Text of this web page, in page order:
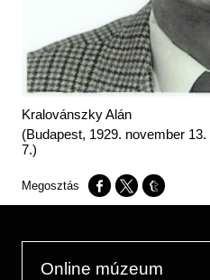
Kralovánszky Alán
(Budapest, 1929. november
7.)
Opens in a new
Opens in a new
Opens in a
Online múzeum